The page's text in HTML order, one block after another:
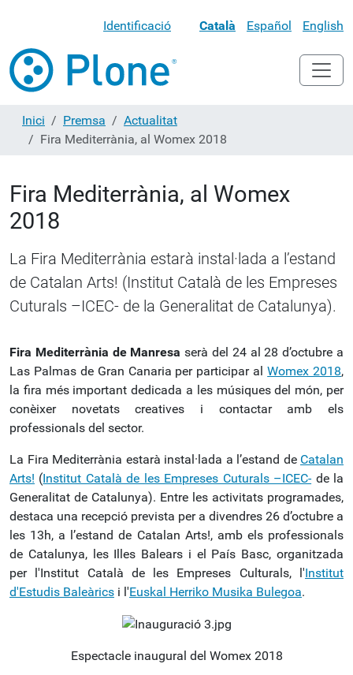
Identificació Català Español English
Inici Premsa
Actualitat
Fira Mediterrània, al Womex 2018
Fira Mediterrània, al Womex
2018
La Fira Mediterrània estarà instal·lada a l’estand
de Catalan Arts! (Institut Català de les Empreses
Cuturals –ICEC- de la Generalitat de Catalunya).
Fira Mediterrània de Manresa serà del 24 al 28 d’octubre a
Las Palmas de Gran Canaria per participar alWomex 2018,
la fira més important dedicada a les músiques del món, per
conèixer novetats creatives i contactar amb els
professionals del sector.
La Fira Mediterrània estarà instal·lada a l’estand de Catalan
Arts! (Institut Català de les Empreses Cuturals –ICEC-de la
Generalitat de Catalunya). Entre les activitats programades,
destaca una recepció prevista per a divendres 26 d’octubre a
les 13h, a l’estand de Catalan Arts!, amb els professionals
de Catalunya, les Illes Balears i el País Basc, organitzada
per l'Institut Català de les Empreses Culturals, l'Institut
d'Estudis Baleàrics i l'Euskal Herriko Musika Bulegoa.
Espectacle inaugural del Womex 2018